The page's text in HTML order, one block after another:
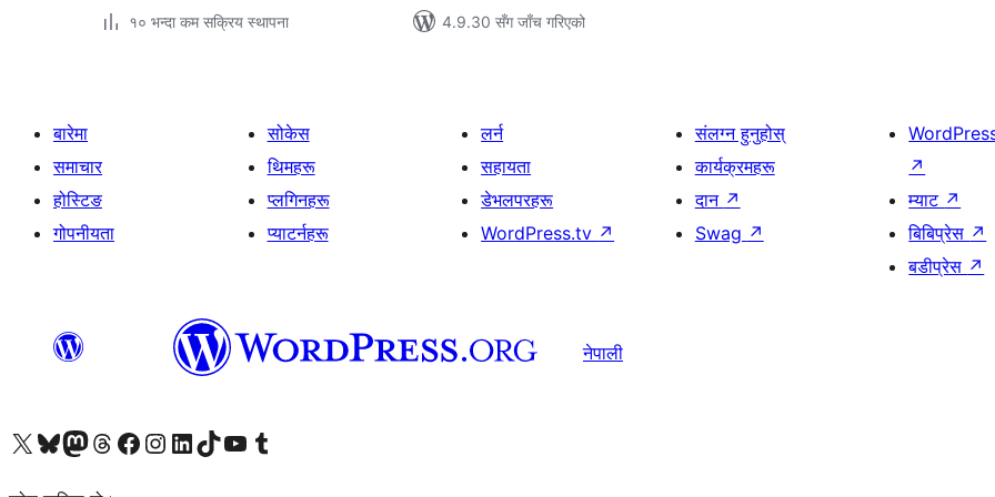
१० भन्दा कम सक्रिय स्थापना
4.9.30 सँग जाँच गरिएको
बारेमा
समाचार
होस्टिङ
गोपनीयता
सोकेस
थिमहरू
प्लगिनहरू
प्याटर्नहरू
लर्न
सहायता
डेभलपरहरू
WordPress.tv ↗
संलग्न हुनुहोस्
कार्यक्रमहरू
दान ↗
Swag ↗
↗
म्याट ↗
बिबिप्रेस ↗
बडीप्रेस ↗
नेपाली
हाम्रो X (पहिले ट्विटर) खातामा जानुहोस्
हाम्रो Bluesky खाता भ्रमण गर्नुहोस्
हाम्रो म्यास्टोडन खाता भ्रमण गर्नुहोस्
हाम्रो थ्रेड्स खातामा जानुहोस्
हाम्रो फेसबुक पेजमा जानुहोस्
हाम्रो इन्स्टाग्राम खातामा जानुहोस्
हाम्रो लिङ्क्डइन खातामा जानुहोस्
हाम्रो TikTok खाता भ्रमण गर्नुहोस्
हाम्रो युट्युब च्यानलमा जानुहोस्
हाम्रो टम्बलर खाता भ्रमण गर्नुहोस्